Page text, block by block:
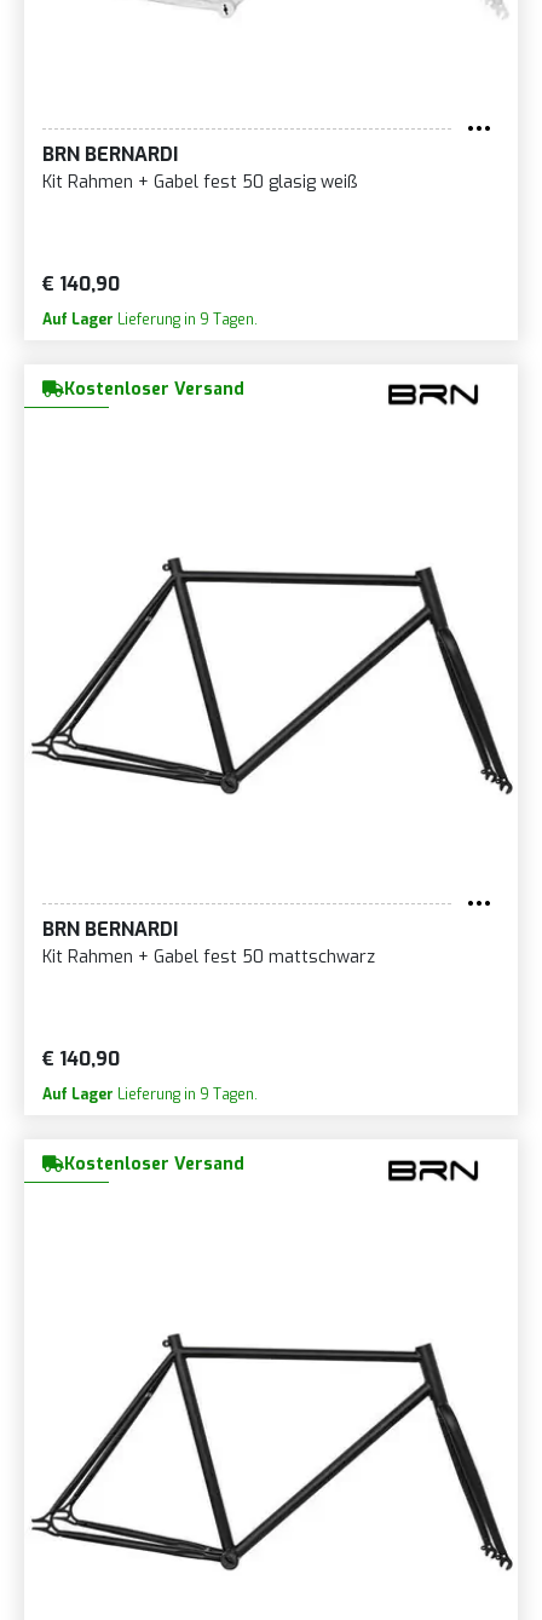
BRN BERNARDI
Kit Rahmen + Gabel fest 50 glasig weiß
€ 140,90
Auf Lager Lieferung in 9 Tagen.
Kostenloser Versand
BRN BERNARDI
Kit Rahmen + Gabel fest 50 mattschwarz
€ 140,90
Auf Lager Lieferung in 9 Tagen.
Kostenloser Versand